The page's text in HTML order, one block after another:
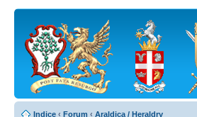
Indice ‹ Forum ‹ Araldica / Heraldry